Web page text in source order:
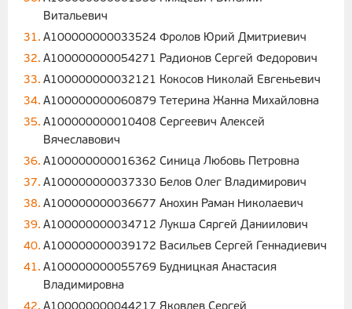
Витальевич
A100000000033524 Фролов Юрий Дмитриевич
A100000000054271 Радионов Сергей Федорович
A100000000032121 Кокосов Николай Евгеньевич
A100000000060879 Тетерина Жанна Михайловна
A100000000010408 Сергеевич Алексей
Вячеславович
A100000000016362 Синица Любовь Петровна
A100000000037330 Белов Олег Владимирович
A100000000036677 Анохин Раман Николаевич
A100000000034712 Лукша Сяргей Даниилович
A100000000039172 Васильев Сергей Геннадиевич
A100000000055769 Будницкая Анастасия
Владимировна